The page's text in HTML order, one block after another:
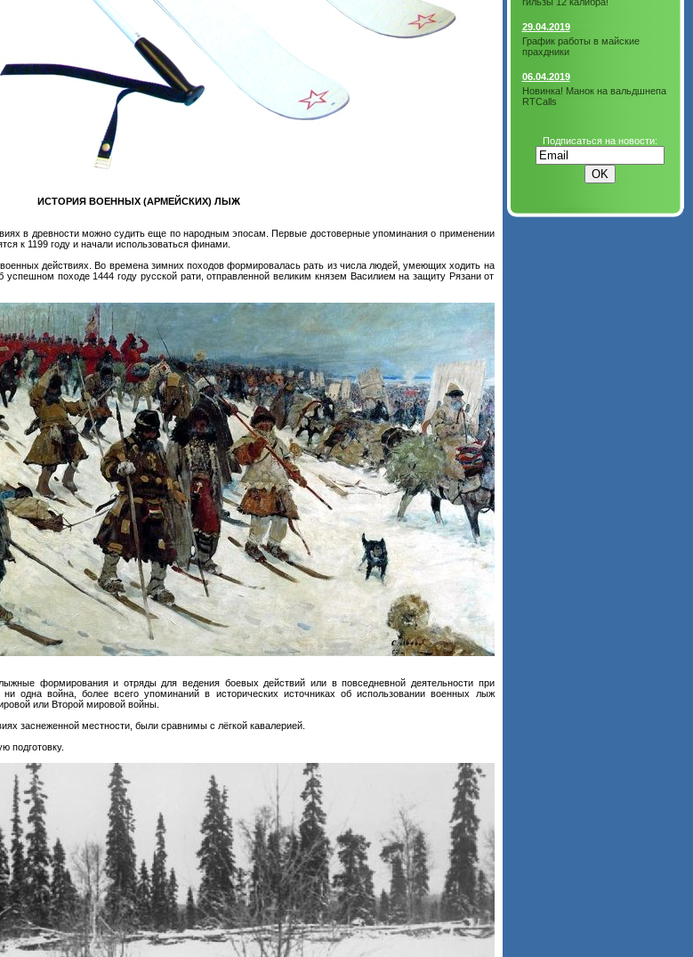
ИСТОРИЯ ВОЕННЫХ (АРМЕЙСКИХ) ЛЫЖ
в древности можно судить еще по народным эпосам. Первые достоверные упоминания о применении
к 1199 году и начали использоваться финами.
действиях. Во времена зимних походов формировалась рать из числа людей, умеющих ходить на
походе 1444 году русской рати, отправленной великим князем Василием на защиту Рязани от
формирования и отряды для ведения боевых действий или в повседневной деятельности при
одна война, более всего упоминаний в исторических источниках об использовании военных лыж
или Второй мировой войны.
заснеженной местности, были сравнимы с лёгкой кавалерией.
подготовку.
29.04.2019
График работы в майские
прахдники
06.04.2019
Новинка! Манок на вальдшнепа
RTCalls
Подписаться на новости: